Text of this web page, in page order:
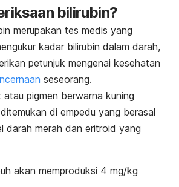
bilirubin?
merupakan tes medis yang
kadar bilirubin dalam darah,
petunjuk mengenai kesehatan
seseorang.
atau pigmen berwarna kuning
di empedu yang berasal
darah merah dan eritroid yang
akan memproduksi 4 mg/kg